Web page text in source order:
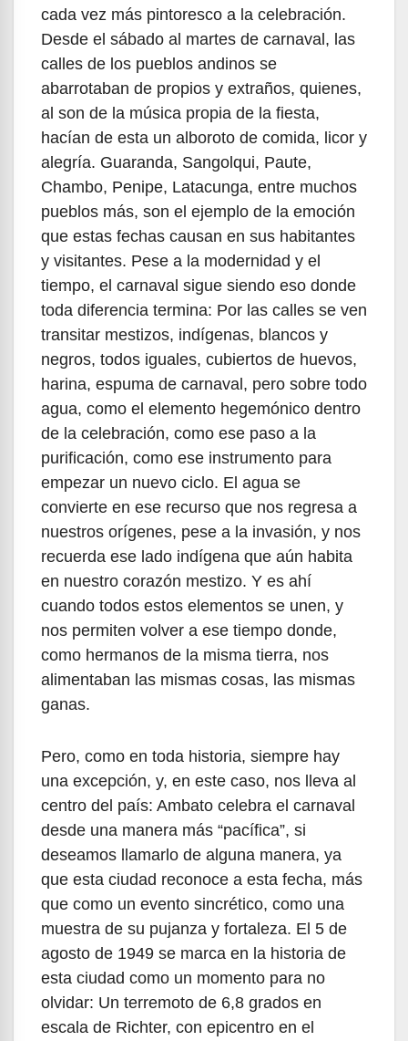
cada vez más pintoresco a la celebración.
Desde el sábado al martes de carnaval, las
calles de los pueblos andinos se
abarrotaban de propios y extraños, quienes,
al son de la música propia de la fiesta,
hacían de esta un alboroto de comida, licor y
alegría. Guaranda, Sangolqui, Paute,
Chambo, Penipe, Latacunga, entre muchos
pueblos más, son el ejemplo de la emoción
que estas fechas causan en sus habitantes
y visitantes. Pese a la modernidad y el
tiempo, el carnaval sigue siendo eso donde
toda diferencia termina: Por las calles se ven
transitar mestizos, indígenas, blancos y
negros, todos iguales, cubiertos de huevos,
harina, espuma de carnaval, pero sobre todo
agua, como el elemento hegemónico dentro
de la celebración, como ese paso a la
purificación, como ese instrumento para
empezar un nuevo ciclo. El agua se
convierte en ese recurso que nos regresa a
nuestros orígenes, pese a la invasión, y nos
recuerda ese lado indígena que aún habita
en nuestro corazón mestizo. Y es ahí
cuando todos estos elementos se unen, y
nos permiten volver a ese tiempo donde,
como hermanos de la misma tierra, nos
alimentaban las mismas cosas, las mismas
ganas.
Pero, como en toda historia, siempre hay
una excepción, y, en este caso, nos lleva al
centro del país: Ambato celebra el carnaval
desde una manera más “pacífica”, si
deseamos llamarlo de alguna manera, ya
que esta ciudad reconoce a esta fecha, más
que como un evento sincrético, como una
muestra de su pujanza y fortaleza. El 5 de
agosto de 1949 se marca en la historia de
esta ciudad como un momento para no
olvidar: Un terremoto de 6,8 grados en
escala de Richter, con epicentro en el